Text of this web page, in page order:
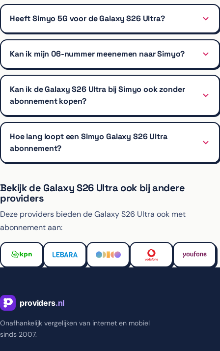
Heeft Simyo 5G voor de Galaxy S26 Ultra?
Kan ik mijn 06-nummer meenemen naar Simyo?
Kan ik de Galaxy S26 Ultra bij Simyo ook zonder
abonnement kopen?
Hoe lang loopt een Simyo Galaxy S26 Ultra
abonnement?
Bekijk de Galaxy S26 Ultra ook bij andere
providers
Deze providers bieden de Galaxy S26 Ultra ook met
abonnement aan:
Onafhankelijk vergelijken van internet en mobiel
sinds 2007.